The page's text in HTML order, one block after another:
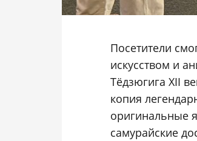
Посетители
искусством и
Тёдзюгига XII
копия
оригинальные
самурайские